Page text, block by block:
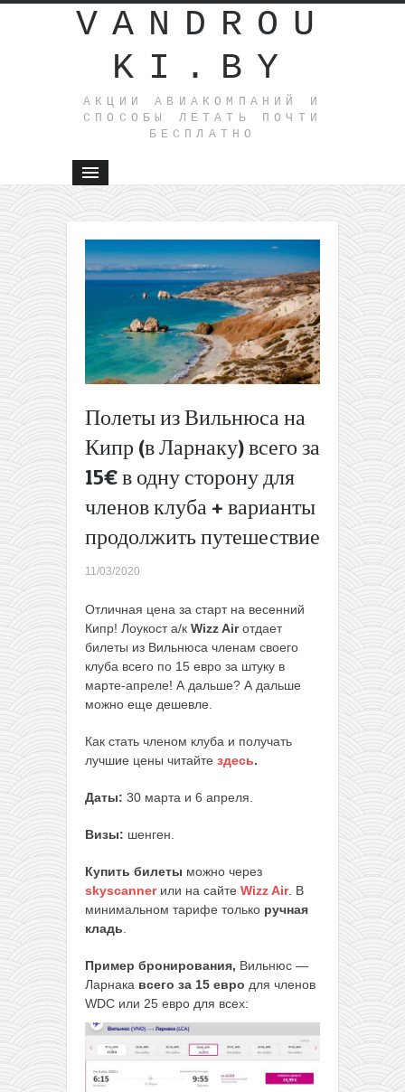
VANDROU
KI.BY
АКЦИИ АВИАКОМПАНИЙ И
СПОСОБЫ ЛЕТАТЬ ПОЧТИ
БЕСПЛАТНО
Полеты из Вильнюса на
Кипр (в Ларнаку) всего за
15€ в одну сторону для
членов клуба + варианты
продолжить путешествие
11/03/2020
Отличная цена за старт на весенний
Кипр! Лоукост а/к Wizz Airотдает
билеты из Вильнюса членам своего
клуба всего по 15 евро за штуку в
марте-апреле! А дальше? А дальше
можно еще дешевле.
Как стать членом клуба и получать
лучшие цены читайте здесь.
Даты: 30 марта и 6 апреля.
Визы: шенген.
Купить билеты можно через
skyscannerили на сайте Wizz Air. В
минимальном тарифе только ручная
кладь.
Пример бронирования, Вильнюс —
Ларнака всего за 15 евро для членов
WDC или 25 евро для всех:
Горящие
туры на
Занзибар
и во
Вьетнам
на 7-10
всего за
306€ из
Москвы
рейсы из
Варшавы
Тенерифе
всего за
→